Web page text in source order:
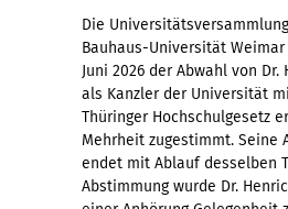
Die
Bauhaus-Universität Weimar
Juni 2026 der Abwahl von Dr.
als Kanzler der Universität
Thüringer Hochschulgesetz
Mehrheit zugestimmt. Seine
endet mit Ablauf desselben
Abstimmung wurde Dr.